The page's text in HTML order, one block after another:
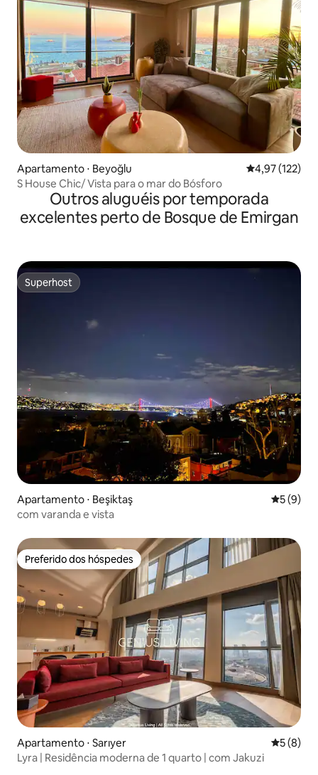
Apartamento ⋅ Beyoğlu 4,97 de uma
4,97 (122)
S House Chic/ Vista para o mar do Bósforo
Outros aluguéis por temporada
excelentes perto de Bosque de Emirgan
Superhost
Superhost
Apartamento ⋅ Beşiktaş 5 de
5 (9)
com varanda e vista
Preferido dos hóspedes
Preferido dos hóspedes
Apartamento ⋅ Sarıyer 5 de
5 (8)
Lyra | Residência moderna de 1 quarto | com Jakuzi